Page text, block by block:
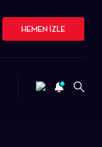
HEMEN İZLE